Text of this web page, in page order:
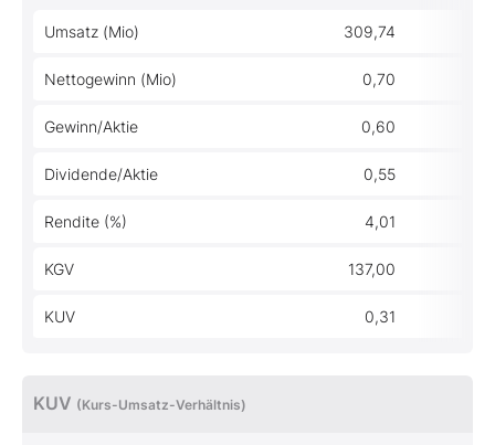
Umsatz (Mio) 309,74
Nettogewinn (Mio) 0,70
Gewinn/Aktie 0,60
Dividende/Aktie 0,55
Rendite (%) 4,01
KGV 137,00
KUV 0,31
KUV (Kurs-Umsatz-Verhältnis)